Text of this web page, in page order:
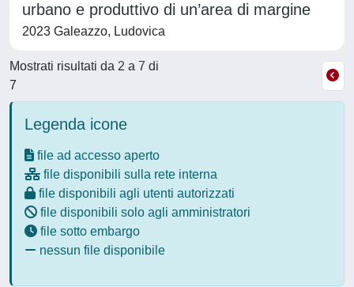
urbano e produttivo di un’area di margine
2023 Galeazzo, Ludovica
Mostrati risultati da 2 a 7 di
7
Legenda icone
file ad accesso aperto
file disponibili sulla rete interna
file disponibili agli utenti autorizzati
file disponibili solo agli amministratori
file sotto embargo
nessun file disponibile